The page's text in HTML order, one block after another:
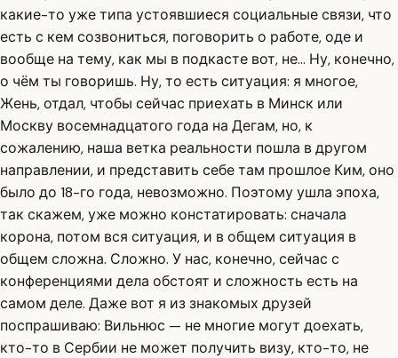
какие-то уже типа устоявшиеся социальные связи, что
есть с кем созвониться, поговорить о работе, оде и
вообще на тему, как мы в подкасте вот, не... Ну, конечно,
о чём ты говоришь. Ну, то есть ситуация: я многое,
Жень, отдал, чтобы сейчас приехать в Минск или
Москву восемнадцатого года на Дегам, но, к
сожалению, наша ветка реальности пошла в другом
направлении, и представить себе там прошлое Ким, оно
было до 18-го года, невозможно. Поэтому ушла эпоха,
так скажем, уже можно констатировать: сначала
корона, потом вся ситуация, и в общем ситуация в
общем сложна. Сложно. У нас, конечно, сейчас с
конференциями дела обстоят и сложность есть на
самом деле. Даже вот я из знакомых друзей
поспрашиваю: Вильнюс — не многие могут доехать,
кто-то в Сербии не может получить визу, кто-то, не